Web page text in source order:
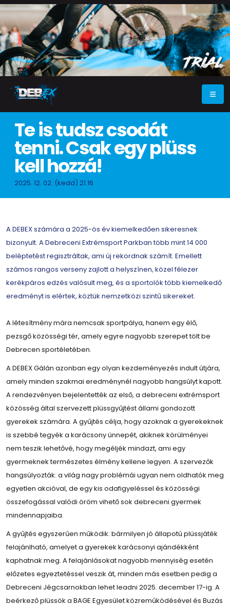
Te is tudsz csodát
tenni. Csak egy plüss
kell hozzá!
2025. 12. 02. (kedd) 21.16
A DEBEX számára a 2025-ös év kiemelkedően sikeresnek
bizonyult. A Debreceni Extrémsport Parkban több mint 14 000
beléptetést regisztráltak, ami új rekordnak számít. Emellett
számos rangos verseny zajlott a helyszínen, közel félezer
kerékpáros edzés valósult meg, és a sportolók több kiemelkedő
eredményt is elértek, köztük nemzetközi szintű sikereket.
A létesítmény mára nemcsak sportpálya, hanem egy élő,
pezsgő közösségi tér, amely egyre nagyobb szerepet tölt be
Debrecen sportéletében.
A DEBEX Gálán azonban egy olyan kezdeményezés indult útjára,
amely minden szakmai eredménynél nagyobb hangsúlyt kapott.
A rendezvényen bejelentették az első, a debreceni extrémsport
közösség által szervezett plüssgyűjtést állami gondozott
gyerekek számára. A gyűjtés célja, hogy azoknak a gyerekeknek
is szebbé tegyék a karácsony ünnepét, akiknek körülményei
nem teszik lehetővé, hogy megéljék mindazt, ami egy
gyermeknek természetes élmény kellene legyen. A szervezők
hangsúlyozták: a világ nagy problémái ugyan nem oldhatók meg
egyetlen akcióval, de egy kis odafigyeléssel és közösségi
összefogással valódi öröm vihető sok debreceni gyermek
mindennapjaiba.
A gyűjtés egyszerűen működik: bármilyen jó állapotú plüssjáték
felajánlható, amelyet a gyerekek karácsonyi ajándékként
kaphatnak meg. A felajánlásokat nagyobb mennyiség esetén
előzetes egyeztetéssel veszik át, minden más esetben pedig a
Debreceni Jégcsarnokban lehet leadni 2025. december 17-ig. A
beérkező plüssök a BAGE Egyesület közreműködésével és Buzás